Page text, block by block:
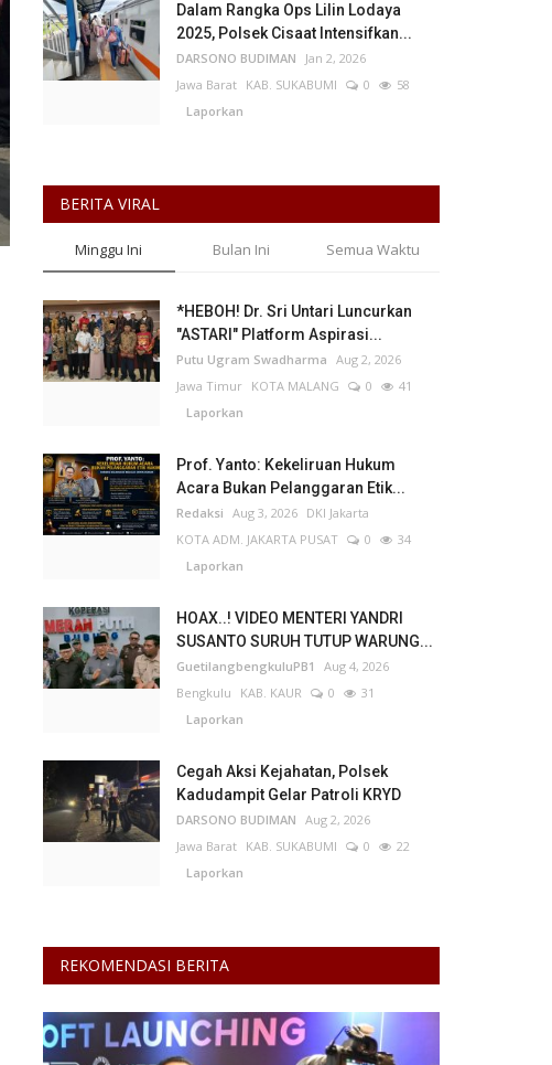
Dalam Rangka Ops Lilin Lodaya
2025, Polsek Cisaat Intensifkan...
DARSONO BUDIMAN
Jan 2, 2026
Jawa Barat KAB. SUKABUMI 0
58
Laporkan
BERITA VIRAL
Minggu Ini Bulan Ini Semua Waktu
*HEBOH! Dr. Sri Untari Luncurkan
"ASTARI" Platform Aspirasi...
Putu Ugram Swadharma Aug 2, 2026
Jawa Timur KOTA MALANG 0
41
Laporkan
Prof. Yanto: Kekeliruan Hukum
Acara Bukan Pelanggaran Etik...
Redaksi Aug 3, 2026 DKI Jakarta
KOTA ADM. JAKARTA PUSAT
0
34
Laporkan
HOAX..! VIDEO MENTERI YANDRI
SUSANTO SURUH TUTUP WARUNG...
GuetilangbengkuluPB1
Aug 4, 2026
Bengkulu
KAB. KAUR 0
31
Laporkan
Cegah Aksi Kejahatan, Polsek
Kadudampit Gelar Patroli KRYD
DARSONO BUDIMAN Aug 2, 2026
Jawa Barat KAB. SUKABUMI 0
22
Laporkan
REKOMENDASI BERITA